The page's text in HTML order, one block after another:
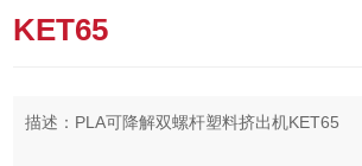
KET65
描述：PLA可降解双螺杆塑料挤出机KET65